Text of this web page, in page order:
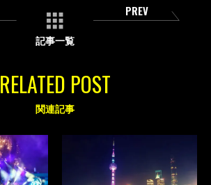
記事一覧
PREV
RELATED POST
関連記事